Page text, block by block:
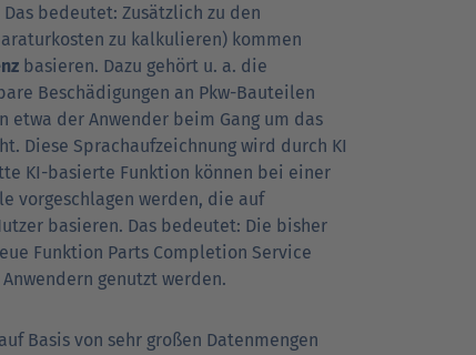
bedeutet: Zusätzlich zu den
zu kalkulieren) kommen
basieren. Dazu gehört u. a. die
Beschädigungen an Pkw-Bauteilen
der Anwender beim Gang um das
Diese Sprachaufzeichnung wird durch KI
KI-basierte Funktion können bei einer
vorgeschlagen werden, die auf
basieren. Das bedeutet: Die bisher
Funktion Parts Completion Service
genutzt werden.
auf Basis von sehr großen Datenmengen